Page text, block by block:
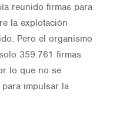
reunido firmas para
la explotación
Pero el organismo
359.761 firmas
lo que no se
impulsar la